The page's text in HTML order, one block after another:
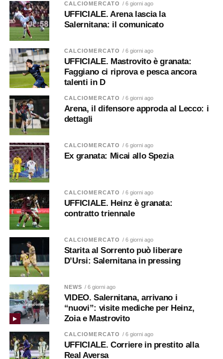
CALCIOMERCATO / 6 giorni ago
UFFICIALE. Arena lascia la
Salernitana: il comunicato
CALCIOMERCATO / 6 giorni ago
UFFICIALE. Mastrovito è granata:
Faggiano ci riprova e pesca ancora
talenti in D
CALCIOMERCATO / 6 giorni ago
Arena, il difensore approda al Lecco: i
dettagli
CALCIOMERCATO / 6 giorni ago
Ex granata: Micai allo Spezia
CALCIOMERCATO / 6 giorni ago
UFFICIALE. Heinz è granata:
contratto triennale
CALCIOMERCATO / 6 giorni ago
Starita al Sorrento può liberare
D’Ursi: Salernitana in pressing
NEWS / 6 giorni ago
VIDEO. Salernitana, arrivano i
“nuovi”: visite mediche per Heinz,
Zoia e Mastrovito
CALCIOMERCATO / 6 giorni ago
UFFICIALE. Corriere in prestito alla
Real Aversa